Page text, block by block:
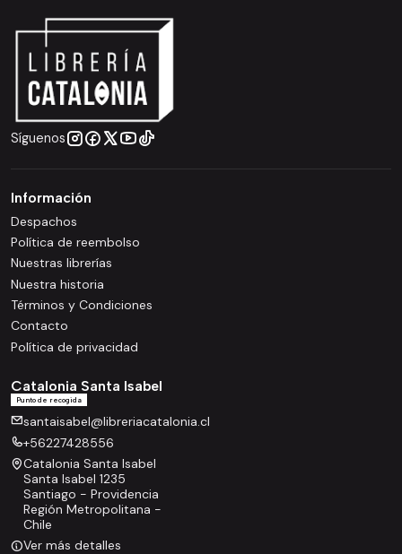
Síguenos
Información
Despachos
Política de reembolso
Nuestras librerías
Nuestra historia
Términos y Condiciones
Contacto
Política de privacidad
Catalonia Santa Isabel
Punto de recogida
santaisabel@libreriacatalonia.cl
+56227428556
Catalonia Santa Isabel
Santa Isabel 1235
Santiago - Providencia
Región Metropolitana -
Chile
Ver más detalles